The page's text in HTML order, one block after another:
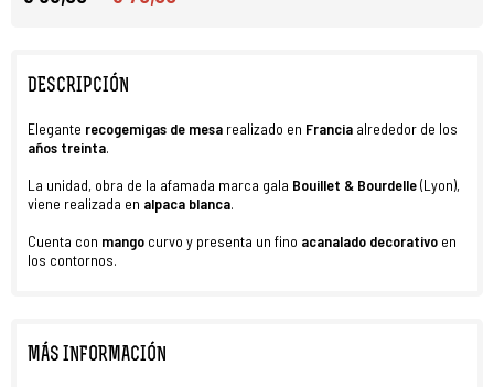
DESCRIPCIÓN
Elegante recogemigas de mesa realizado en Francia alrededor de los
años treinta.
La unidad, obra de la afamada marca gala Bouillet & Bourdelle(Lyon),
viene realizada en alpaca blanca.
Cuenta con mango curvo y presenta un fino acanalado decorativo en
los contornos.
MÁS INFORMACIÓN